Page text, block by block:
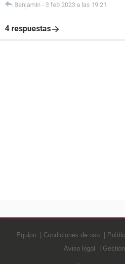
Benjamin - 3 feb 2023 a las 19:21
4 respuestas
Equipo Condiciones de uso
Aviso legal